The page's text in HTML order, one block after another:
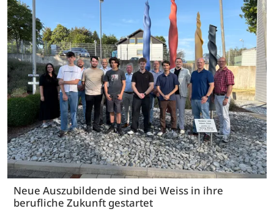
Neue Auszubildende sind bei Weiss in ihre
berufliche Zukunft gestartet